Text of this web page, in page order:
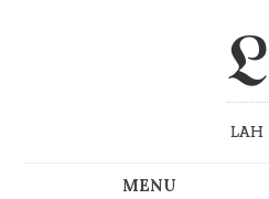
L
LAH